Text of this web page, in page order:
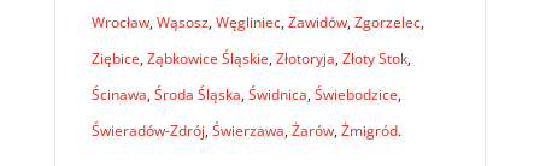
Wrocław, Wąsosz, Węgliniec, Zawidów, Zgorzelec,
Ziębice, Ząbkowice Śląskie, Złotoryja, Złoty Stok,
Ścinawa, Środa Śląska, Świdnica, Świebodzice,
Świeradów-Zdrój, Świerzawa, Żarów, Żmigród.